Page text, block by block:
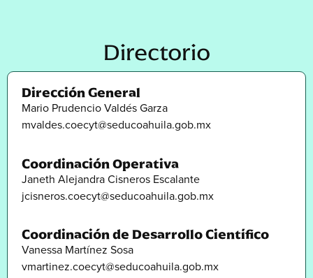
Directorio
Dirección General
Mario Prudencio Valdés Garza
mvaldes.coecyt@seducoahuila.gob.mx
Coordinación Operativa
Janeth Alejandra Cisneros Escalante
jcisneros.coecyt@seducoahuila.gob.mx
Coordinación de Desarrollo Científico
Vanessa Martínez Sosa
vmartinez.coecyt@seducoahuila.gob.mx